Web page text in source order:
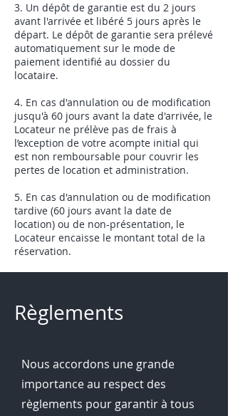
3. Un dépôt de garantie est du 2 jours
avant l'arrivée et libéré 5 jours après le
départ. Le dépôt de garantie sera prélevé
automatiquement sur le mode de
paiement identifié au dossier du
locataire.
4. En cas d'annulation ou de modification
jusqu'à 60 jours avant la date d'arrivée, le
Locateur ne prélève pas de frais à
l’exception de votre acompte initial qui
est non remboursable pour couvrir les
pertes de location et administration.
5. En cas d'annulation ou de modification
tardive (60 jours avant la date de
location) ou de non-présentation, le
Locateur encaisse le montant total de la
réservation.
Règlements
Nous accordons une grande
importance au respect des
règlements pour garantir à tous